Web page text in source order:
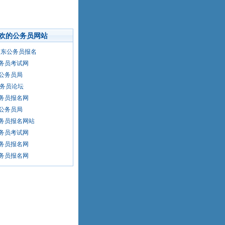
的公务员网站
公务员报名
员考试网
务员局
员论坛
员报名网
务员局
员报名网站
员考试网
员报名网
员报名网